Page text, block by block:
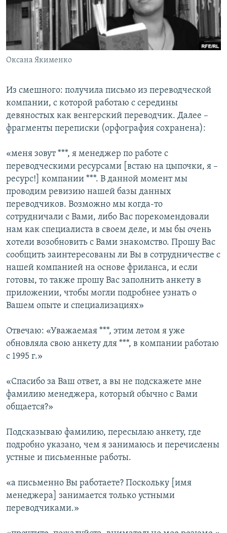
РАСПИСАНИЕ ВЕЩАНИЯ
ПОДПИШИТЕСЬ НА РАССЫЛКУ
Оксана Якименко
Из смешного: получила письмо из переводческой
компании, с которой работаю с середины
девяностых как венгерский переводчик. Далее –
фрагменты переписки (орфография сохранена):
«меня зовут ***, я менеджер по работе с
переводческими ресурсами [встаю на цыпочки, я –
ресурс!] компании ***. В данной момент мы
проводим ревизию нашей базы данных
переводчиков. Возможно мы когда-то
сотрудничали с Вами, либо Вас порекомендовали
нам как специалиста в своем деле, и мы бы очень
хотели возобновить с Вами знакомство. Прошу Вас
сообщить заинтересованы ли Вы в сотрудничестве с
нашей компанией на основе фриланса, и если
готовы, то также прошу Вас заполнить анкету в
приложении, чтобы могли подробнее узнать о
Вашем опыте и специализациях»
Отвечаю: «Уважаемая ***, этим летом я уже
обновляла свою анкету для ***, в компании работаю
с 1995 г.»
«Спасибо за Ваш ответ, а вы не подскажете мне
фамилию менеджера, который обычно с Вами
общается?»
Подсказываю фамилию, пересылаю анкету, где
подробно указано, чем я занимаюсь и перечислены
устные и письменные работы.
«а письменно Вы работаете? Поскольку [имя
менеджера] занимается только устными
переводчиками.»